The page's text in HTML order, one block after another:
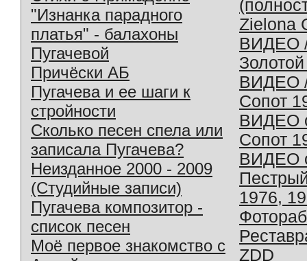
"Изнанка парадного
платья" - балахоны
Пугачевой
Причёски АБ
Пугачева и ее шаги к
стройности
Сколько песен спела или
записала Пугачева?
Неизданное 2000 - 2009
(Студийные записи)
Пугачева композитор -
список песен
Моё первое знакомство с
Zielona
ВИДЕО
ВИДЕО
Сопот
ВИДЕО
Сопот
ВИДЕО
1976,
ZDD